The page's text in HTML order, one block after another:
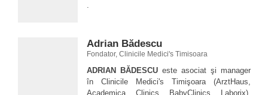
.
Adrian Bădescu
Fondator, Clinicile Medici's Timisoara
ADRIAN BĂDESCU este asociat şi manager
în Clinicile Medici's Timişoara (ArztHaus,
Academica, Clinics, BabyClinics, Laborix),